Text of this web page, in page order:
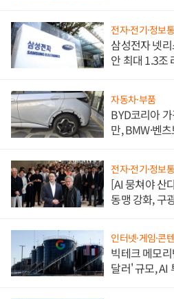
전자·전기·정보
삼성전자 넷
안 최대 1.3조
자동차·부품
BYD코리아
만, BMW·벤
전자·전기·정보
[AI 뭉쳐야 산
동맹 강화, 구
인터넷·게임·콘
빅테크 메모
달러' 규모, AI